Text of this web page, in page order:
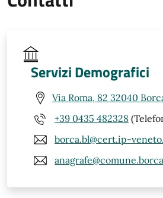
Servizi Demografici
Via Roma, 82 32040
+39 0435 482328
borca.bl@cert.ip-